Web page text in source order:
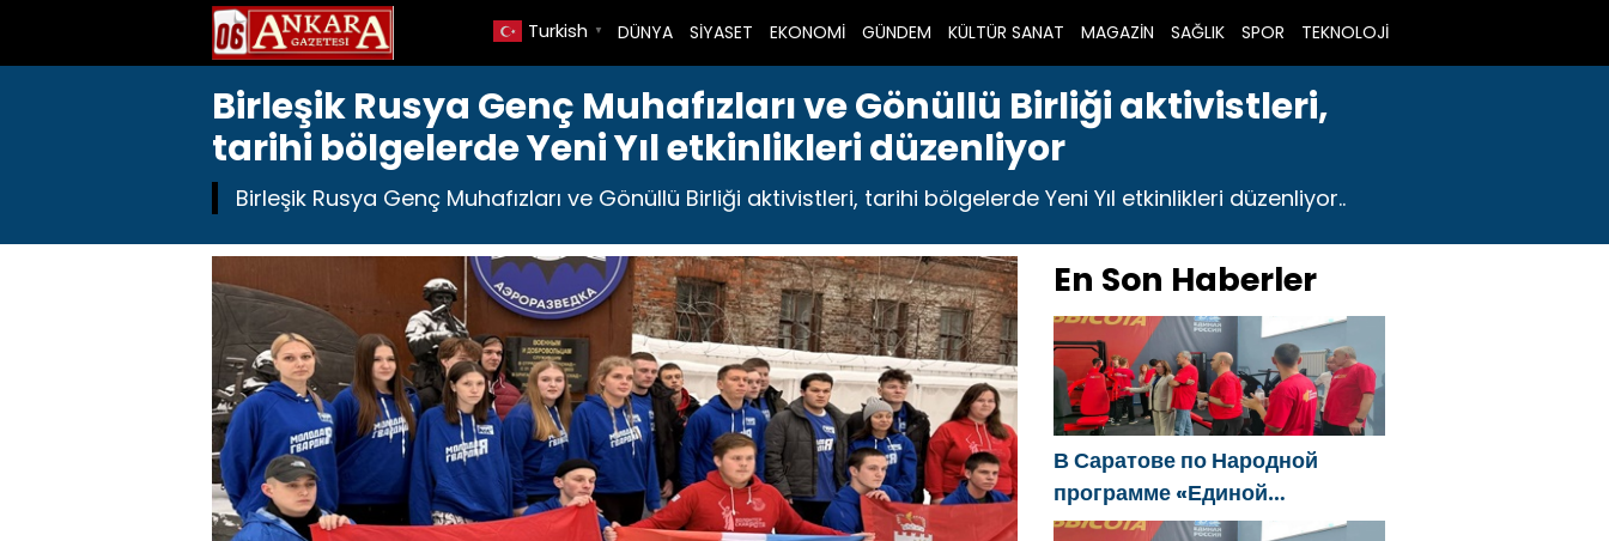
DÜNYA SİYASET EKONOMİ GÜNDEM KÜLTÜR SANAT MAGAZİN SAĞLIK SPOR TEKNOLOJİ
Turkish ▼
Birleşik Rusya Genç Muhafızları ve Gönüllü Birliği aktivistleri,
tarihi bölgelerde Yeni Yıl etkinlikleri düzenliyor
Birleşik Rusya Genç Muhafızları ve Gönüllü Birliği aktivistleri, tarihi bölgelerde Yeni Yıl etkinlikleri düzenliyor..
En Son Haberler
В Саратове по Народной
программе «Единой
России»-2021 открылся